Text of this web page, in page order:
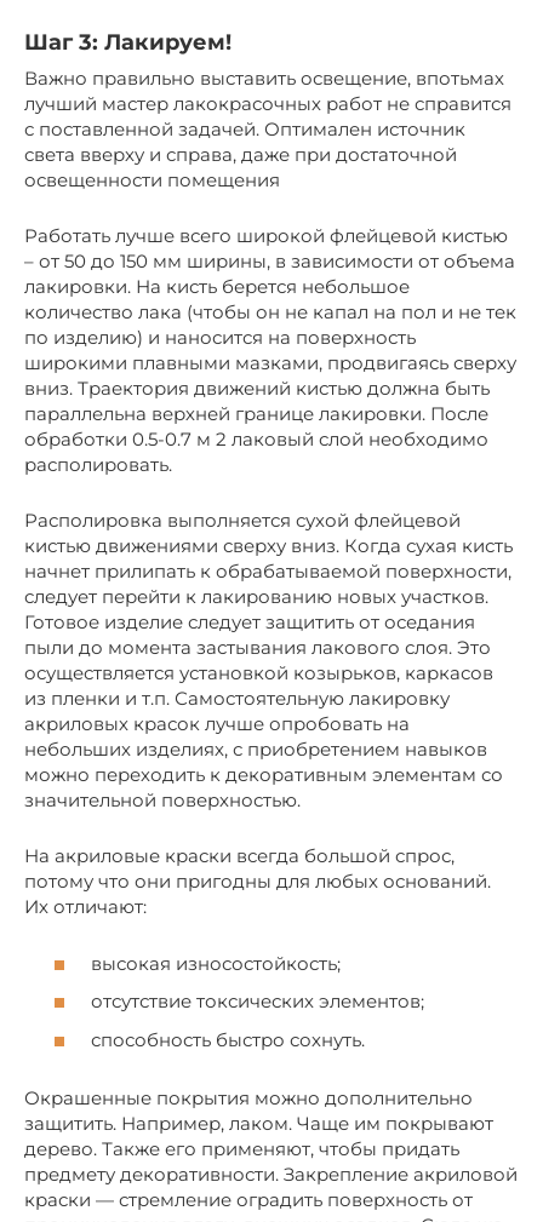
Шаг 3: Лакируем!
Важно правильно выставить освещение, впотьмах
лучший мастер лакокрасочных работ не справится
с поставленной задачей. Оптимален источник
света вверху и справа, даже при достаточной
освещенности помещения
Работать лучше всего широкой флейцевой кистью
– от 50 до 150 мм ширины, в зависимости от объема
лакировки. На кисть берется небольшое
количество лака (чтобы он не капал на пол и не тек
по изделию) и наносится на поверхность
широкими плавными мазками, продвигаясь сверху
вниз. Траектория движений кистью должна быть
параллельна верхней границе лакировки. После
обработки 0.5-0.7 м 2 лаковый слой необходимо
располировать.
Располировка выполняется сухой флейцевой
кистью движениями сверху вниз. Когда сухая кисть
начнет прилипать к обрабатываемой поверхности,
следует перейти к лакированию новых участков.
Готовое изделие следует защитить от оседания
пыли до момента застывания лакового слоя. Это
осуществляется установкой козырьков, каркасов
из пленки и т.п. Самостоятельную лакировку
акриловых красок лучше опробовать на
небольших изделиях, с приобретением навыков
можно переходить к декоративным элементам со
значительной поверхностью.
На акриловые краски всегда большой спрос,
потому что они пригодны для любых оснований.
Их отличают:
высокая износостойкость;
отсутствие токсических элементов;
способность быстро сохнуть.
Окрашенные покрытия можно дополнительно
защитить. Например, лаком. Чаще им покрывают
дерево. Также его применяют, чтобы придать
предмету декоративности. Закрепление акриловой
краски — стремление оградить поверхность от